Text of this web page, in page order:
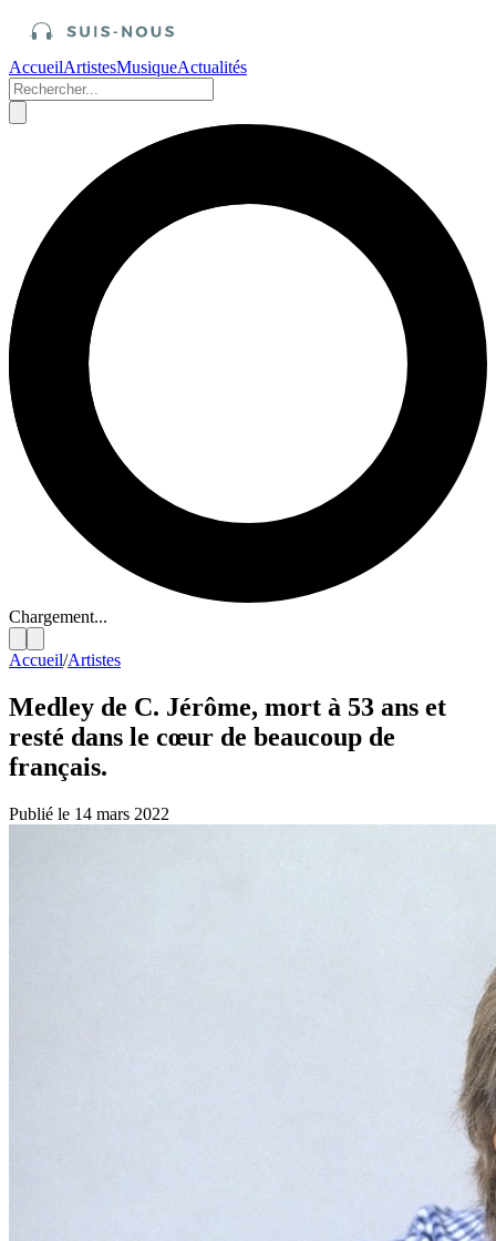
AccueilArtistesMusiqueActualités
Chargement...
Accueil/Artistes
Medley de C. Jérôme, mort à 53 ans et
resté dans le cœur de beaucoup de
français.
Publié le 14 mars 2022